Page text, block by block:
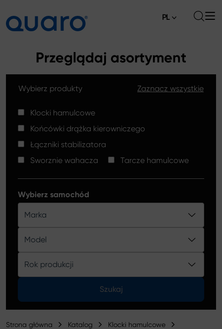
Klocki hamulcowe
Tarcze hamulcowe High Carbon
Końcówki drążków kierowniczych
Klocki hamulcowe Silver Ceramic
Katalog
Aktualności
Gdzie kupić
Kontakt
PL
Przeglądaj asortyment
Wybierz produkty Zaznacz wszystkie
Klocki hamulcowe
Końcówki drążka kierowniczego
Łączniki stabilizatora
Sworznie wahacza
Tarcze hamulcowe
Wybierz samochód
Marka
Model
Rok produkcji
Szukaj
Strona główna Katalog Klocki hamulcowe